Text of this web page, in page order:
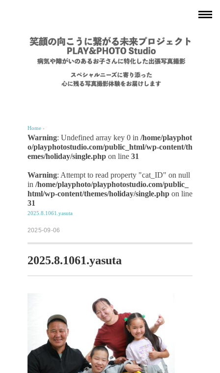
Home ›
Warning: Undefined array key 0 in /home/playphot
o/playphotostudio.com/public_html/wp-content/th
emes/holiday/single.php on line 31
Warning: Attempt to read property "cat_ID" on null
in /home/playphoto/playphotostudio.com/public_
html/wp-content/themes/holiday/single.php on line
31
2025.8.1061.yasuta
2025-09-06
2025.8.1061.yasuta